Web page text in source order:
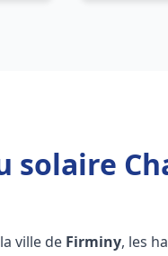
solaire
ville de Firminy, les